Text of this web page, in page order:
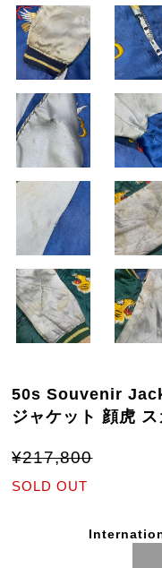
50s Souvenir
ジャケット 顔虎
¥217,800
SOLD OUT